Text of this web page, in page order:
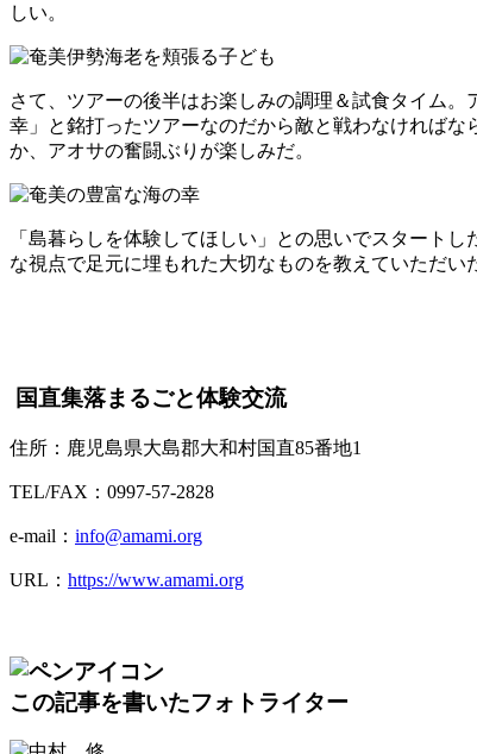
しい。
さて、ツアーの後半はお楽しみの調理＆試食タイム
幸」と銘打ったツアーなのだから敵と戦わなければ
か、アオサの奮闘ぶりが楽しみだ。
「島暮らしを体験してほしい」との思いでスタート
な視点で足元に埋もれた大切なものを教えていただ
国直集落まるごと体験交流
住所：鹿児島県大島郡大和村国直85番地1
TEL/FAX：0997-57-2828
e-mail： info@amami.org
URL： https://www.amami.org
この記事を書いたフォトライター